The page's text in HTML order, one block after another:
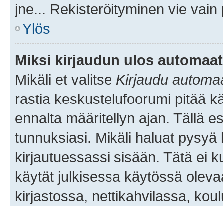
jne... Rekisteröityminen vie
Ylös
Miksi kirjaudun ulos
Mikäli et valitse Kirjaudu
rastia keskustelufoorumi pitää
ennalta määritellyn ajan. Tällä
tunnuksiasi. Mikäli haluat
kirjautuessassi sisään. Tätä ei
käytät julkisessa käytössä
kirjastossa, nettikahvilassa,